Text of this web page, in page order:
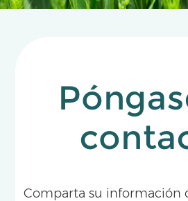
Comparta su información